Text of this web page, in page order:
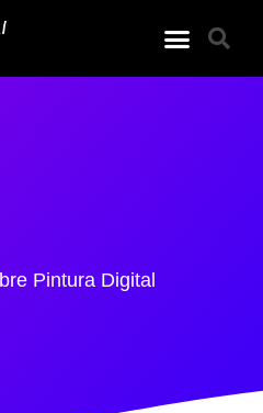
Pintura Digital